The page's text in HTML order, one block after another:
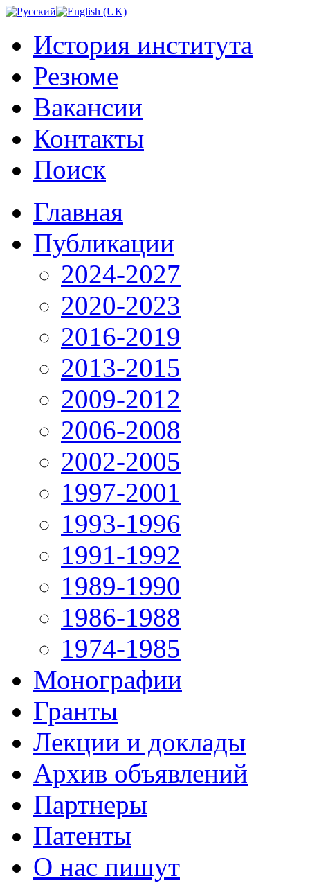
История института
Резюме
Вакансии
Контакты
Поиск
Главная
Публикации
2024-2027
2020-2023
2016-2019
2013-2015
2009-2012
2006-2008
2002-2005
1997-2001
1993-1996
1991-1992
1989-1990
1986-1988
1974-1985
Монографии
Гранты
Лекции и доклады
Архив объявлений
Партнеры
Патенты
О нас пишут